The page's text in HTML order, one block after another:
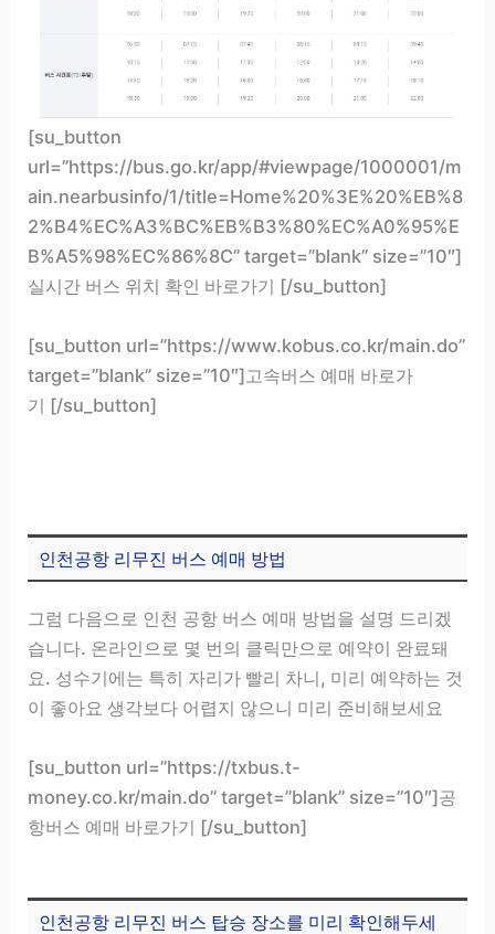
[su_button
url=”https://bus.go.kr/app/#viewpage/1000001/m
ain.nearbusinfo/1/title=Home%20%3E%20%EB%8
2%B4%EC%A3%BC%EB%B3%80%EC%A0%95%E
B%A5%98%EC%86%8C” target=”blank” size=”10″]
실시간 버스 위치 확인 바로가기 [/su_button]
[su_button url=”https://www.kobus.co.kr/main.do”
target=”blank” size=”10″]고속버스 예매 바로가
기 [/su_button]
인천공항 리무진 버스 예매 방법
그럼 다음으로 인천 공항 버스 예매 방법을 설명 드리겠
습니다. 온라인으로 몇 번의 클릭만으로 예약이 완료돼
요. 성수기에는 특히 자리가 빨리 차니, 미리 예약하는 것
이 좋아요 생각보다 어렵지 않으니 미리 준비해보세요
[su_button url=”https://txbus.t-
money.co.kr/main.do” target=”blank” size=”10″]공
항버스 예매 바로가기 [/su_button]
인천공항 리무진 버스 탑승 장소를 미리 확인해두세